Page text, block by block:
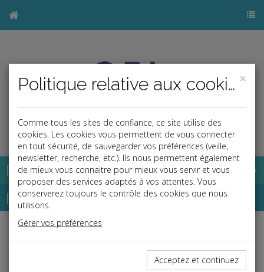
Base documentaire
Dépêches
×
Politique relative aux cookies
Comme tous les sites de confiance, ce site utilise des
cookies. Les cookies vous permettent de vous connecter
en tout sécurité, de sauvegarder vos préférences (veille,
newsletter, recherche, etc.). Ils nous permettent également
de mieux vous connaitre pour mieux vous servir et vous
proposer des services adaptés à vos attentes. Vous
conserverez toujours le contrôle des cookies que nous
utilisons.
Gérer vos préférences
Acceptez et continuez